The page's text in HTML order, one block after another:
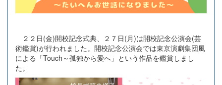
２２日(金)開校記念式典、２７日(月)は開校記念公演会(芸
術鑑賞)が行われました。開校記念公演会では東京演劇集団風
による「Touch～孤独から愛へ」という作品を鑑賞しまし
た。